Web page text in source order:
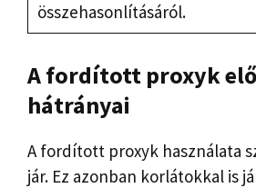
összehasonlításáról.
A fordított proxyk
hátrányai
A fordított proxyk használata
jár. Ez azonban korlátokkal is